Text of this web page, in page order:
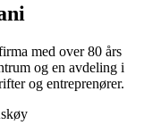
med over 80 års
og en avdeling i
og entreprenører.